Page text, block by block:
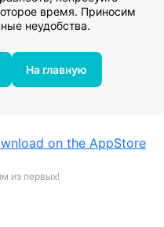
время. Приносим
неудобства.
На главную
из первых!